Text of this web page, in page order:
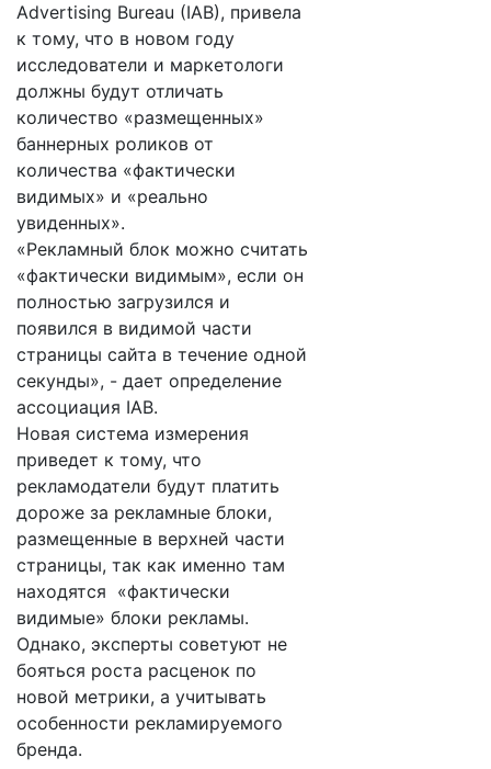
Advertising Bureau (IAB), привела
к тому, что в новом году
исследователи и маркетологи
должны будут отличать
количество «размещенных»
баннерных роликов от
количества «фактически
видимых» и «реально
увиденных».
«Рекламный блок можно считать
«фактически видимым», если он
полностью загрузился и
появился в видимой части
страницы сайта в течение одной
секунды», - дает определение
ассоциация IAB.
Новая система измерения
приведет к тому, что
рекламодатели будут платить
дороже за рекламные блоки,
размещенные в верхней части
страницы, так как именно там
находятся «фактически
видимые» блоки рекламы.
Однако, эксперты советуют не
бояться роста расценок по
новой метрики, а учитывать
особенности рекламируемого
бренда.